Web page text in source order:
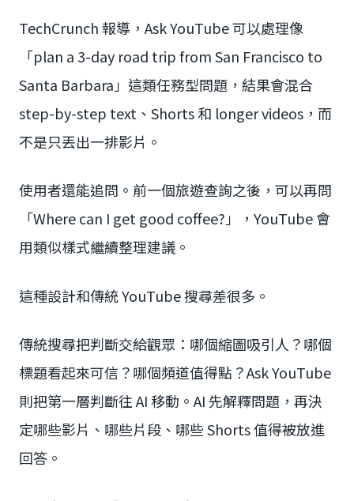
TechCrunch 報導，Ask YouTube 可以處理像
「plan a 3-day road trip from San Francisco to
Santa Barbara」這類任務型問題，結果會混合
step-by-step text、Shorts 和 longer videos，而
不是只丟出一排影片。
使用者還能追問。前一個旅遊查詢之後，可以再問
「Where can I get good coffee?」，YouTube 會
用類似樣式繼續整理建議。
這種設計和傳統 YouTube 搜尋差很多。
傳統搜尋把判斷交給觀眾：哪個縮圖吸引人？哪個
標題看起來可信？哪個頻道值得點？Ask YouTube
則把第一層判斷往 AI 移動。AI 先解釋問題，再決
定哪些影片、哪些片段、哪些 Shorts 值得被放進
回答。